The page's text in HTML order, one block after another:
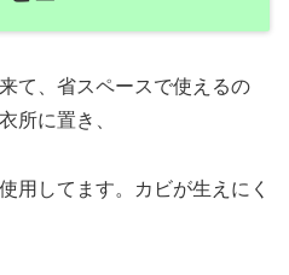
て、省スペースで使えるの
所に置き、
用してます。カビが生えにく